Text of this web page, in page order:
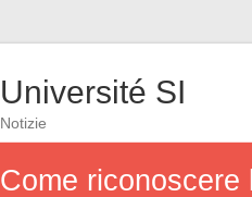
Université SI
Notizie
Come riconoscere